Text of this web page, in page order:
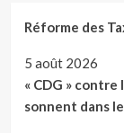
Réforme des
5 août 2026
« CDG » contre
sonnent dans